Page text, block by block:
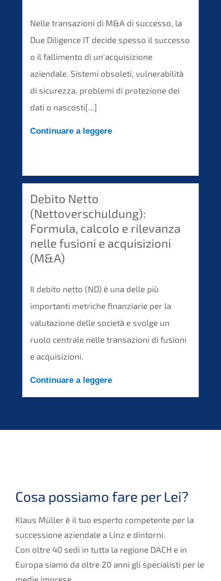
Nelle transazioni di M&A di successo, la
Due Diligence IT decide spesso il successo
o il fallimento di un'acquisizione
aziendale. Sistemi obsoleti, vulnerabilità
di sicurezza, problemi di protezione dei
dati o nascosti[...]
Continuare a leggere
Debito Netto
(Nettoverschuldung):
Formula, calcolo e rilevanza
nelle fusioni e acquisizioni
(M&A)
Il debito netto (ND) è una delle più
importanti metriche finanziarie per la
valutazione delle società e svolge un
ruolo centrale nelle transazioni di fusioni
e acquisizioni.
Continuare a leggere
Cosa possiamo fare per Lei?
Klaus Müller è il tuo esperto competente per la
successione aziendale a Linz e dintorni.
Con oltre 40 sedi in tutta la regione DACH e in
Europa siamo da oltre 20 anni gli specialisti per le